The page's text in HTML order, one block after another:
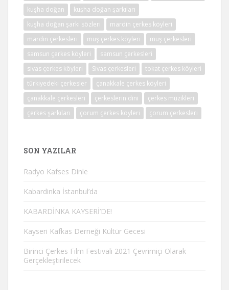
kuşha doğan
kuşha doğan şarkıları
kuşha doğan şarkı sözleri
mardin çerkes köyleri
mardin çerkesleri
muş çerkes köyleri
muş çerkesleri
samsun çerkes köyleri
samsun çerkesleri
sivas çerkes köyleri
Sivas çerkesleri
tokat çerkes köyleri
türkiyedeki çerkesler
çanakkale çerkes köyleri
çanakkale çerkesleri
çerkeslerin dini
çerkes müzikleri
çerkes şarkıları
çorum çerkes köyleri çorum çerkesleri
SON YAZILAR
Radyo Kafses Dinle
Kabardinka İstanbul’da
KABARDİNKA KAYSERİ’DE!
Kayseri Kafkas Derneği Kültür Gecesi
Birinci Çerkes Film Festivali 2021 Çevrimiçi Olarak
Gerçekleştirilecek